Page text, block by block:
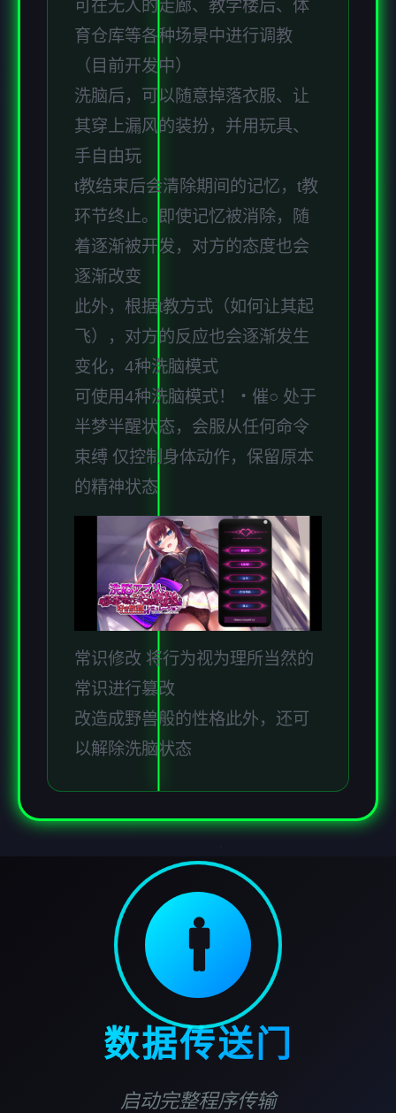
可在无人的走廊、教学楼后、体
育仓库等各种场景中进行调教
（目前开发中）
洗脑后，可以随意掉落衣服、让
其穿上漏风的装扮，并用玩具、
手自由玩
t教结束后会清除期间的记忆，t教
环节终止。即使记忆被消除，随
着逐渐被开发，对方的态度也会
逐渐改变
此外，根据t教方式（如何让其起
飞），对方的反应也会逐渐发生
变化，4种洗脑模式
可使用4种洗脑模式！・催○ 处于
半梦半醒状态，会服从任何命令
束缚 仅控制身体动作，保留原本
的精神状态
常识修改 将行为视为理所当然的
常识进行篡改
改造成野兽般的性格此外，还可
以解除洗脑状态
🚹
数据传送门
启动完整程序传输